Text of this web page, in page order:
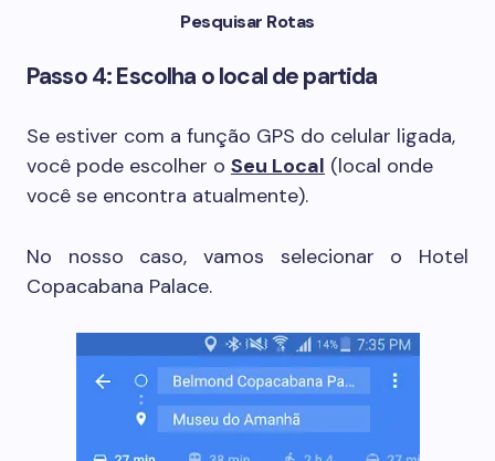
Pesquisar Rotas
Passo 4: Escolha o local de partida
Se estiver com a função GPS do celular ligada,
você pode escolher o Seu Local (local onde
você se encontra atualmente).
No nosso caso, vamos selecionar o Hotel
Copacabana Palace.